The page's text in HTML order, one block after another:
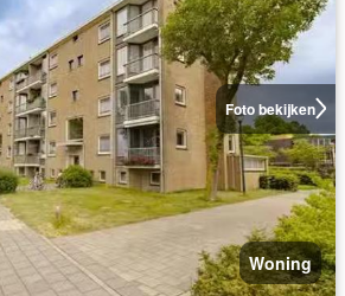
Foto bekijken
Woning